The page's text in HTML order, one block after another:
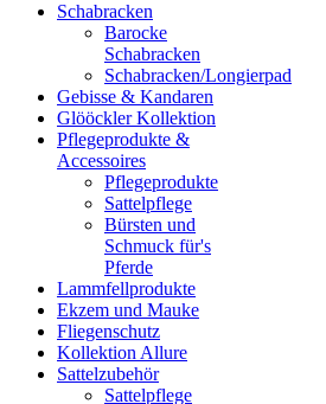
Schabracken
Barocke
Schabracken
Schabracken/Longierpad
Gebisse & Kandaren
Glööckler Kollektion
Pflegeprodukte &
Accessoires
Pflegeprodukte
Sattelpflege
Bürsten und
Schmuck für's
Pferde
Lammfellprodukte
Ekzem und Mauke
Fliegenschutz
Kollektion Allure
Sattelzubehör
Sattelpflege